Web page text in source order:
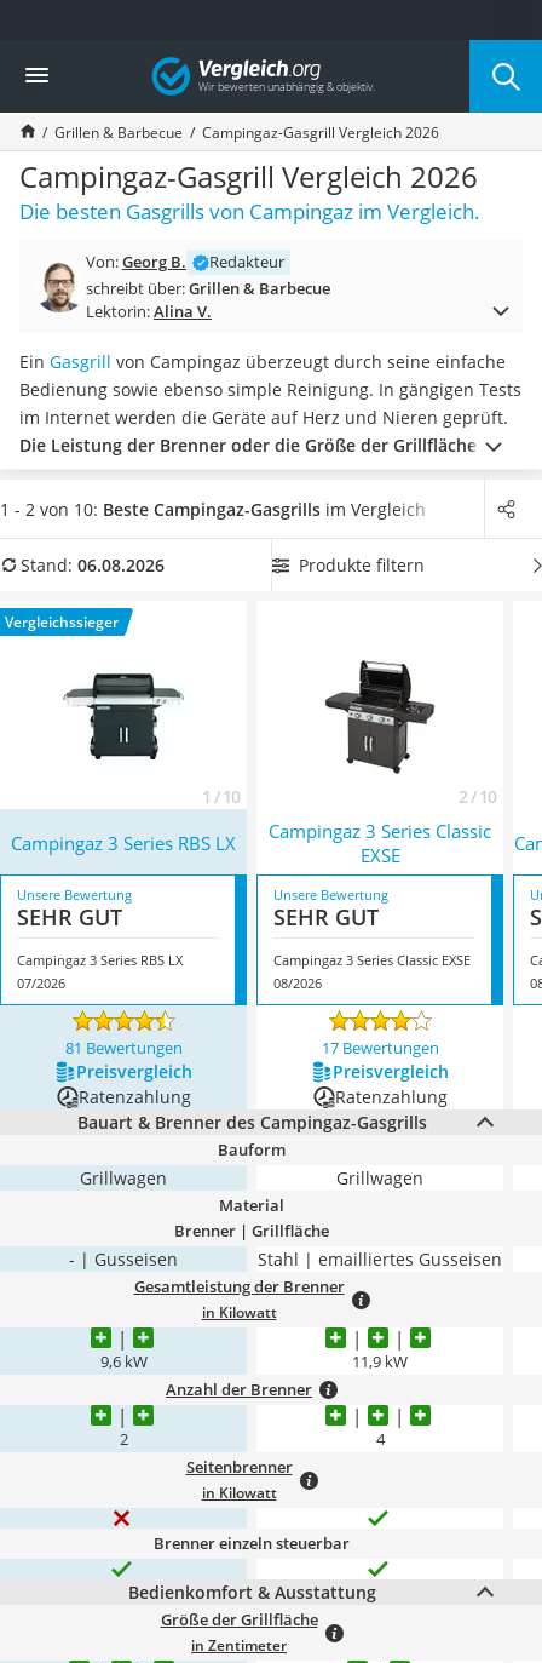
Die beliebtesten Vergleiche nach Kategorie
Baumarkt
Tresor feuerfest
Makita-Akku-Rasenmäher
Kappsäge
Smartes Türschloss
Akku-Rasentrimmer
Feuchtigkeitsmessgerät
Split-Klimaanlage 2 Innengeräte
Pelletofen
Tiefbrunnenpumpe
Fliesenschneider
Hochdruckreiniger
Doppelschleifer
Überwachungskamera
Benzinrasenmäher mit Elektrostart
Löschdecke
Winterharte Palmen
Gasdurchlauferhitzer
Vergleich
Grillen & Barbecue Campingaz-Gasgrill Vergleich 2026
Campingaz-Gasgrill Vergleich 2026
Die besten Gasgrills von Campingaz im Vergleich.
Von:Georg B.
Redakteur
schreibt über:Grillen & Barbecue
Lektorin:Alina V.
Ein Gasgrill von Campingaz überzeugt durch seine einfache
Bedienung sowie ebenso simple Reinigung. In gängigen Tests
im Internet werden die Geräte auf Herz und Nieren geprüft.
Die Leistung der Brenner oder die Größe der Grillfläche sind
nur einige Beispiele der Merkmale, auf welche die Gasgrills
dabei getestet werden. Wählen Sie jetzt aus unserer
Gasgrill mit mehreren Brennern, um für eine gleichmäßige
hat uns hier im August 2026 besonders das Modell
Campingaz 3 Series RBS LX
1 - 2 von 10: Beste Campingaz-Gasgrills im Vergleich
Stand: 06.08.2026 Produkte filtern
Vergleichssieger
1 / 10 2 / 10
Campingaz 3 Series RBS LX
Campingaz 3 Series Classic
EXSE
Unsere Bewertung
SEHR GUT
Campingaz 3 Series RBS LX
07/2026
Unsere Bewertung
SEHR GUT
Campingaz 3 Series Classic EXSE
08/2026
81 Bewertungen 17 Bewertungen
Preis­vergleich
Preis­vergleich
Ratenzahlung
Ratenzahlung
Bauart & Brenner des Campingaz-Gasgrills
Bauform
Grillwagen Grillwagen
Material
Brenner | Grillfläche
- | Gusseisen Stahl | emailliertes Gusseisen
Gesamtleistung der Brenner
in Kilowatt
9,6 kW 11,9 kW
Anzahl der Brenner
2 4
Seitenbrenner
in Kilowatt
Brenner einzeln steuerbar
Bedienkomfort & Ausstattung
Größe der Grillfläche
in Zentimeter